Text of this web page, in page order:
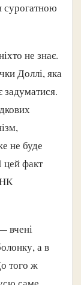
сурогатною
не знає.
Доллі, яка
задуматися.
не буде
цей факт
вчені
а в
того ж